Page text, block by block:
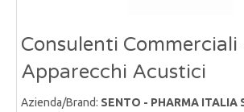
Consulenti Commerciali
Apparecchi Acustici
Azienda/Brand: SENTO - PHARMA ITALIA